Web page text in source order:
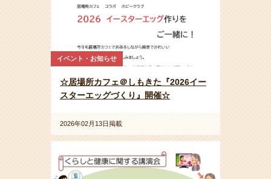
イベント・お知らせ
☆居場所カフェ＠しもきた『2026イー
スターエッグづくり』開催☆
2026年02月13日掲載